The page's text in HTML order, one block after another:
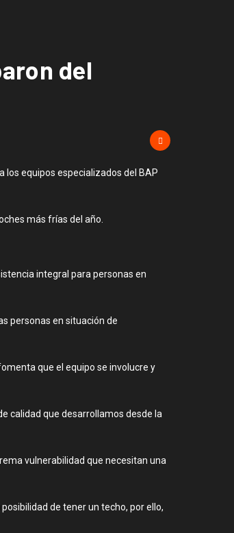
del
los equipos especializados del BAP
más frías del año.
integral para personas en
personas en situación de
que el equipo se involucre y
calidad que desarrollamos desde la
vulnerabilidad que necesitan una
de tener un techo, por ello,